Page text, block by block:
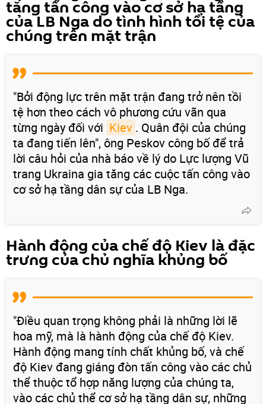
tăng tấn công vào cơ sở hạ tầng
của LB Nga do tình hình tồi tệ của
chúng trên mặt trận
"Bởi động lực trên mặt trận đang trở nên tồi
tệ hơn theo cách vô phương cứu vãn qua
từng ngày đối với Kiev . Quân đội của chúng
ta đang tiến lên", ông Peskov công bố để trả
lời câu hỏi của nhà báo về lý do Lực lượng Vũ
trang Ukraina gia tăng các cuộc tấn công vào
cơ sở hạ tầng dân sự của LB Nga.
Hành động của chế độ Kiev là đặc
trưng của chủ nghĩa khủng bố
"Điều quan trọng không phải là những lời lẽ
hoa mỹ, mà là hành động của chế độ Kiev.
Hành động mang tính chất khủng bố, và chế
độ Kiev đang giáng đòn tấn công vào các chủ
thể thuộc tổ hợp năng lượng của chúng ta,
vào các chủ thể cơ sở hạ tầng dân sự, những